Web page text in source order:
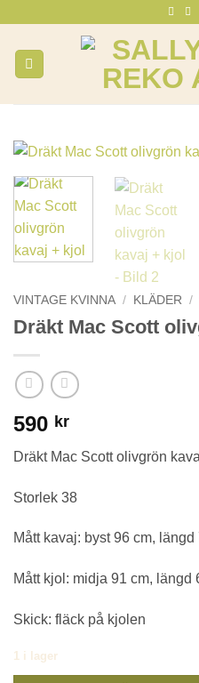
content
VINTAGE KVINNA / KLÄDER /
Dräkt Mac Scott
590 kr
Dräkt Mac Scott olivgrön
Storlek 38
Mått kavaj: byst 96 cm, längd
Mått kjol: midja 91 cm, längd
Skick: fläck på kjolen
1 i lager